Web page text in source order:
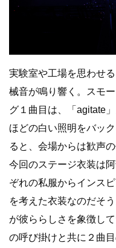
実験室や工場を思わせ
械音が鳴り響く。スモ
グ１曲目は、「agitate
ほどの白い照明をバッ
ると、会場からは歓声
今回のステージ衣装は
ぞれの私服からインス
を考えた衣装なのだそ
が彼ららしさを象徴し
の呼び掛けと共に２曲